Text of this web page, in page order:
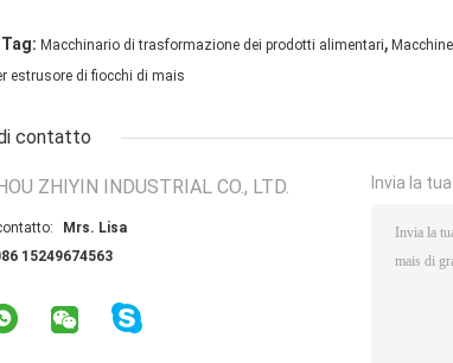
Macchinario di trasformazione dei prodotti alimentari,
estrusore di fiocchi di mais
contatto
ZHIYIN INDUSTRIAL CO., LTD.
Mrs. Lisa
15249674563
Invia la